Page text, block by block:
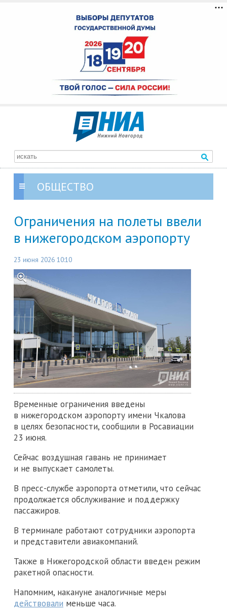
ОБЩЕСТВО
Ограничения на полеты ввели
в нижегородском аэропорту
23 июня 2026 10:10
Временные ограничения введены
в нижегородском аэропорту имени Чкалова
в целях безопасности, сообщили в Росавиации
23 июня.
Сейчас воздушная гавань не принимает
и не выпускает самолеты.
В пресс-службе аэропорта отметили, что сейчас
продолжается обслуживание и поддержку
пассажиров.
В терминале работают сотрудники аэропорта
и представители авиакомпаний.
Также в Нижегородской области введен режим
ракетной опасности.
Напомним, накануне аналогичные меры
действовали меньше часа.